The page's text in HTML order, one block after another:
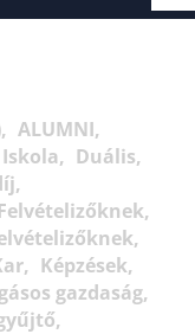
ALUMNI
Duális
Képzések
gazdaság